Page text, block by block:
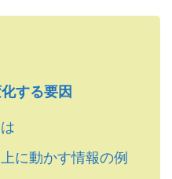
する要因
に動かす情報の例